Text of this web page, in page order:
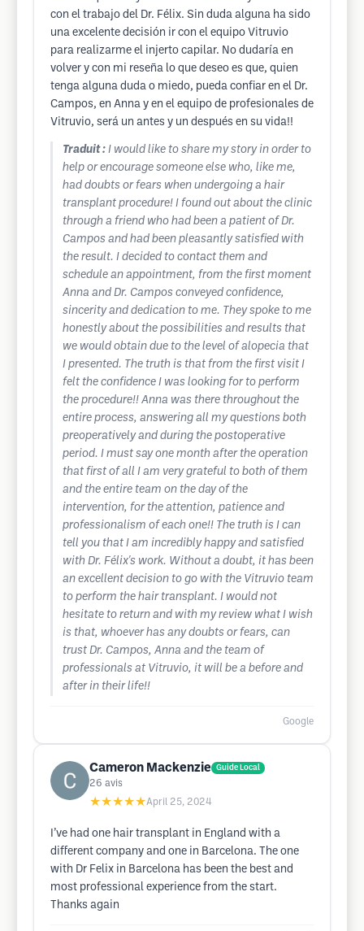
con el trabajo del Dr. Félix. Sin duda alguna ha sido
una excelente decisión ir con el equipo Vitruvio
para realizarme el injerto capilar. No dudaría en
volver y con mi reseña lo que deseo es que, quien
tenga alguna duda o miedo, pueda confiar en el Dr.
Campos, en Anna y en el equipo de profesionales de
Vitruvio, será un antes y un después en su vida!!
Traduit : I would like to share my story in order to
help or encourage someone else who, like me,
had doubts or fears when undergoing a hair
transplant procedure! I found out about the clinic
through a friend who had been a patient of Dr.
Campos and had been pleasantly satisfied with
the result. I decided to contact them and
schedule an appointment, from the first moment
Anna and Dr. Campos conveyed confidence,
sincerity and dedication to me. They spoke to me
honestly about the possibilities and results that
we would obtain due to the level of alopecia that
I presented. The truth is that from the first visit I
felt the confidence I was looking for to perform
the procedure!! Anna was there throughout the
entire process, answering all my questions both
preoperatively and during the postoperative
period. I must say one month after the operation
that first of all I am very grateful to both of them
and the entire team on the day of the
intervention, for the attention, patience and
professionalism of each one!! The truth is I can
tell you that I am incredibly happy and satisfied
with Dr. Félix's work. Without a doubt, it has been
an excellent decision to go with the Vitruvio team
to perform the hair transplant. I would not
hesitate to return and with my review what I wish
is that, whoever has any doubts or fears, can
trust Dr. Campos, Anna and the team of
professionals at Vitruvio, it will be a before and
after in their life!!
Google
Cameron Mackenzie Guide Local
26 avis
★★★★★April 25, 2024
I’ve had one hair transplant in England with a
different company and one in Barcelona. The one
with Dr Felix in Barcelona has been the best and
most professional experience from the start.
Thanks again